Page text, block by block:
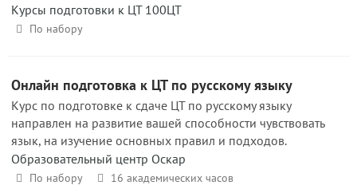
Курсы подготовки к ЦТ 100ЦТ
По набору
Онлайн подготовка к ЦТ по русскому языку
Курс по подготовке к сдаче ЦТ по русскому языку
направлен на развитие вашей способности чувствовать
язык, на изучение основных правил и подходов.
Образовательный центр Оскар
По набору 16 академических часов